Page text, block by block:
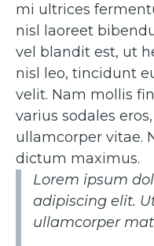
mi ultrices
nisl laoreet
vel blandit est, ut
nisl leo, tincidunt
velit. Nam mollis
varius sodales
ullamcorper vitae.
dictum maximus.
Lorem ipsum
adipiscing elit.
ullamcorper